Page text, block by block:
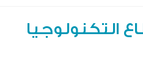
التكنولوجيا